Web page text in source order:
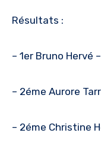
Résultats :
– 1er Bruno Hervé
– 2éme Aurore
– 2éme Christine